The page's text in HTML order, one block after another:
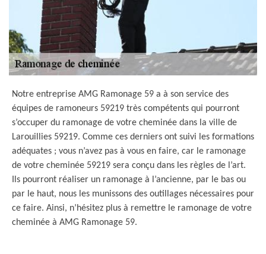
Notre entreprise AMG Ramonage 59 a à son service des
équipes de ramoneurs 59219 très compétents qui pourront
s’occuper du ramonage de votre cheminée dans la ville de
Larouillies 59219. Comme ces derniers ont suivi les formations
adéquates ; vous n’avez pas à vous en faire, car le ramonage
de votre cheminée 59219 sera conçu dans les règles de l’art.
Ils pourront réaliser un ramonage à l’ancienne, par le bas ou
par le haut, nous les munissons des outillages nécessaires pour
ce faire. Ainsi, n’hésitez plus à remettre le ramonage de votre
cheminée à AMG Ramonage 59.